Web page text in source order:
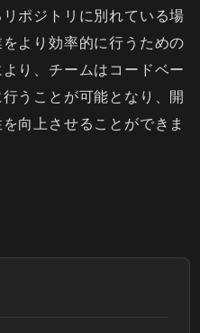
ポジトリに別れている場
より効率的に行うための
り、チームはコードベー
うことが可能となり、開
向上させることができま